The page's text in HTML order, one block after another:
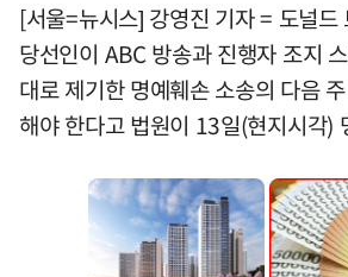
[서울=뉴시스] 강영진 기자 = 도널드
당선인이 ABC 방송과 진행자 조지
대로 제기한 명예훼손 소송의 다음
해야 한다고 법원이 13일(현지시각)